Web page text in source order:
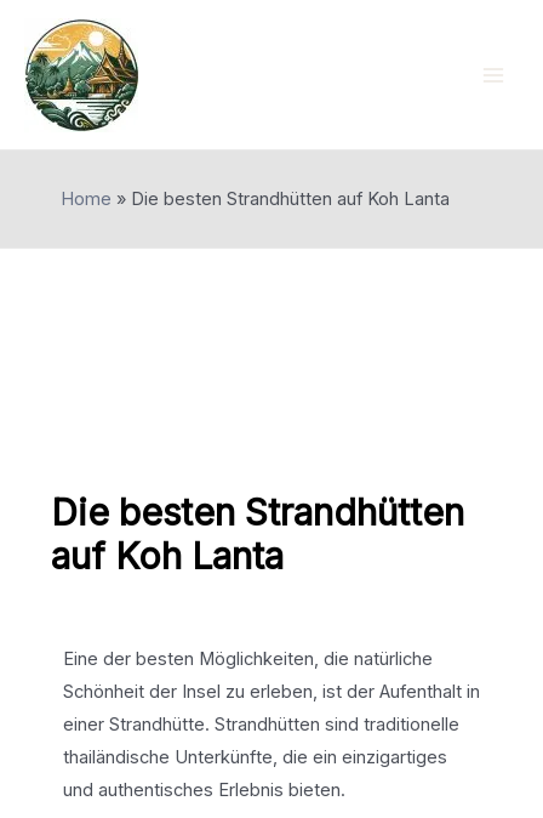
content
Home » Die besten Strandhütten auf Koh Lanta
Die besten Strandhütten
auf Koh Lanta
Eine der besten Möglichkeiten, die natürliche
Schönheit der Insel zu erleben, ist der Aufenthalt in
einer Strandhütte. Strandhütten sind traditionelle
thailändische Unterkünfte, die ein einzigartiges
und authentisches Erlebnis bieten.